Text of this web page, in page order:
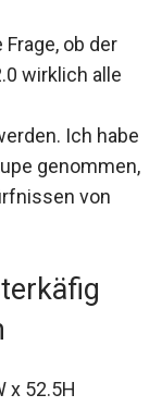
ob der
wirklich alle
Ich habe
genommen,
von
x 52.5H